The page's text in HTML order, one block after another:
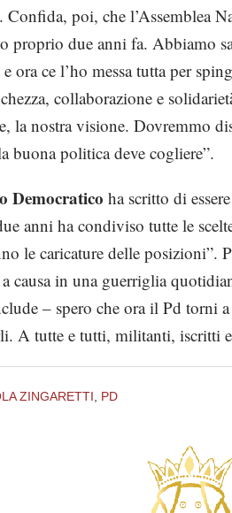
poi, che l’Assemblea
proprio due anni fa. Abbiamo
ora ce l’ho messa tutta per
collaborazione e
la nostra visione. Dovremmo
buona politica deve cogliere”.
Democratico ha scritto di
anni ha condiviso tutte le
le caricature delle posizioni”.
causa in una guerriglia
– spero che ora il Pd torni
A tutte e tutti, militanti, iscritti
ZINGARETTI PD